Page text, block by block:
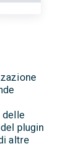
plugin
altre